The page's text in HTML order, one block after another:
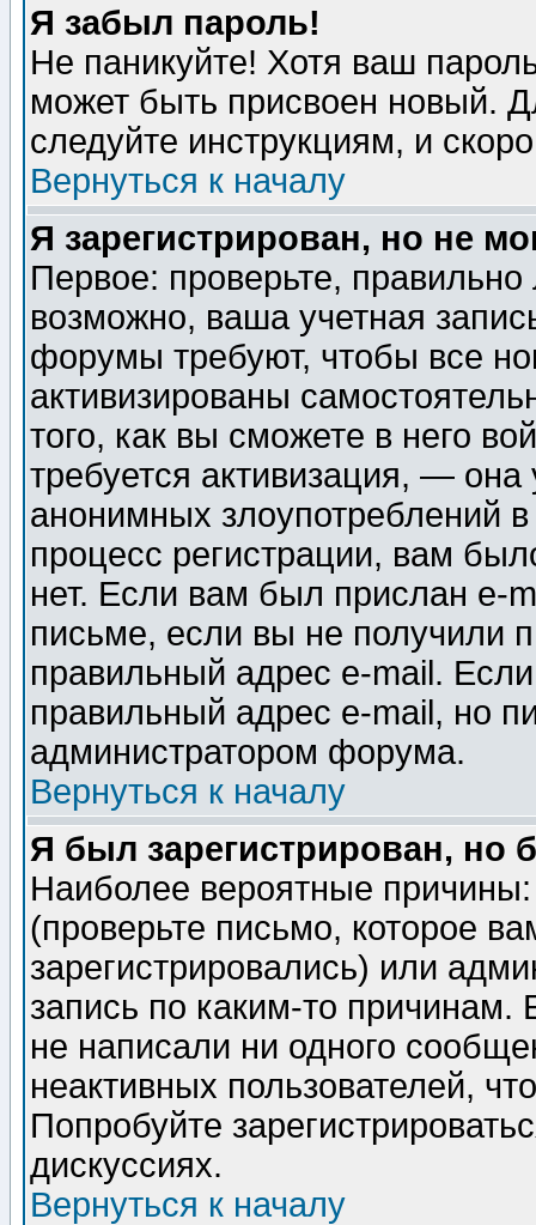
Я забыл пароль!
Не паникуйте! Хотя ваш
может быть присвоен новый.
следуйте инструкциям, и
Вернуться к началу
Я зарегистрирован, но не
Первое: проверьте,
возможно, ваша учетная
форумы требуют, чтобы все
активизированы
того, как вы сможете в него
требуется активизация, —
анонимных злоупотреблений
процесс регистрации, вам
нет. Если вам был прислан e-
письме, если вы не получили
правильный адрес e-mail.
правильный адрес e-mail, но
администратором форума.
Вернуться к началу
Я был зарегистрирован, но
Наиболее вероятные
(проверьте письмо, которое
зарегистрировались) или
запись по каким-то
не написали ни одного
неактивных пользователей,
Попробуйте
дискуссиях.
Вернуться к началу